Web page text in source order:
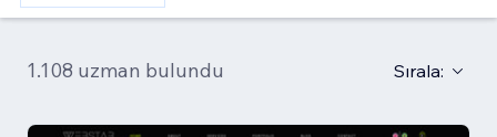
1.108 uzman bulundu Sırala: